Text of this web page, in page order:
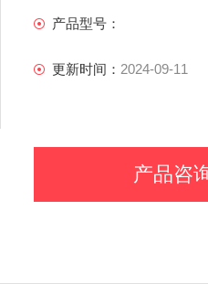
产品型号：
更新时间： 2024-09-11
产品咨